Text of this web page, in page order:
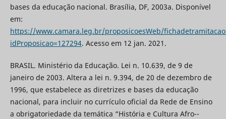
bases da educação nacional. Brasília, DF, 2003a. Disponível
em:
https://www.camara.leg.br/proposicoesWeb/
idProposicao=127294. Acesso em 12 jan. 2021.
BRASIL. Ministério da Educação. Lei n. 10.639, de 9 de
janeiro de 2003. Altera a lei n. 9.394, de 20 de dezembro de
1996, que estabelece as diretrizes e bases da educação
nacional, para incluir no currículo oficial da Rede de Ensino
a obrigatoriedade da temática “História e Cultura Afro--